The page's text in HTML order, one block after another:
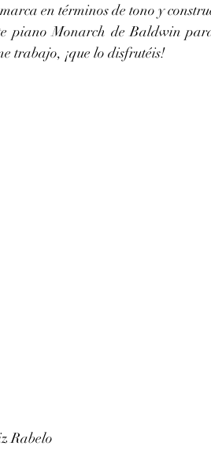
en términos de tono y
trabajo, ¡que lo disfrutéis!
Rabelo